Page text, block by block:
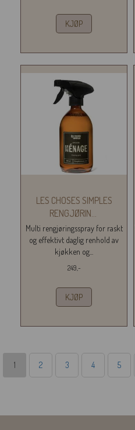
KJØP
LES CHOSES SIMPLES
RENGJØRIN...
Multi rengjøringsspray for raskt
og effektivt daglig renhold av
kjøkken og...
249,-
KJØP
1 2 3 4 5